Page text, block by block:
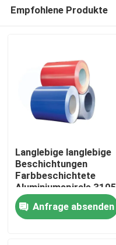
Empfohlene Produkte
Langlebige langlebige
Beschichtungen
Farbbeschichtete
Aluminiumspirale 3105
Breite
Farbbeschichtete
Aluminiumspirale für
Anfrage absenden